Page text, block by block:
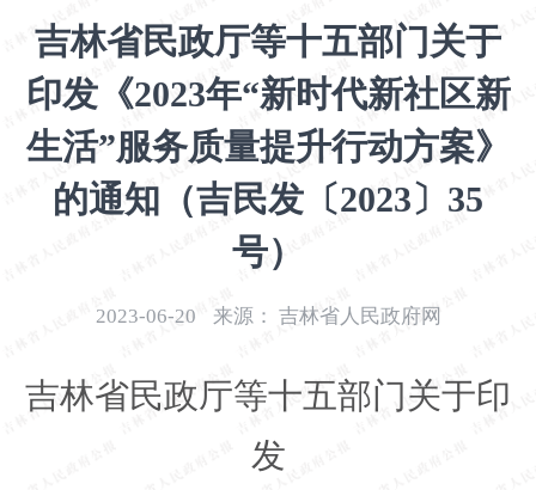
吉林省民政厅等十五部门关于
印发《2023年“新时代新社区新
生活”服务质量提升行动方案》
的通知（吉民发〔2023〕35
号）
2023-06-20 来源： 吉林省人民政府网
吉林省民政厅等十五部门关于印
发